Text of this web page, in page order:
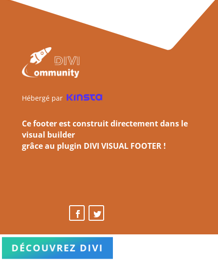
Hébergé par
Ce footer est construit directement dans le
visual builder
grâce au plugin DIVI VISUAL FOOTER !
DÉCOUVREZ DIVI